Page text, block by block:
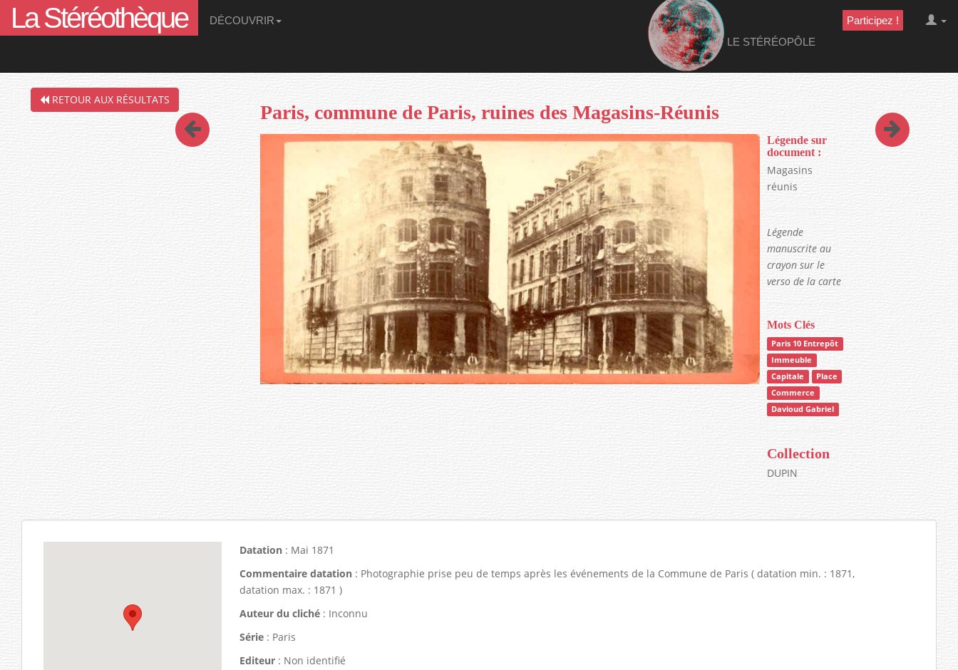
La Stéréothèque
LE STÉRÉOPÔLE
Participez !
DÉCOUVRIR
RETOUR AUX RÉSULTATS
Paris, commune de Paris, ruines des Magasins-Réunis
Légende sur
document :
Magasins
réunis
Légende
manuscrite au
crayon sur le
verso de la carte
Mots Clés
Paris 10 Entrepôt
Immeuble
Capitale
Place
Commerce
Davioud Gabriel
Collection
DUPIN
Datation : Mai 1871
Commentaire datation : Photographie prise peu de temps après les événements de la Commune de Paris ( datation min. : 1871,
datation max. : 1871 )
Auteur du cliché : Inconnu
Série : Paris
Editeur : Non identifié